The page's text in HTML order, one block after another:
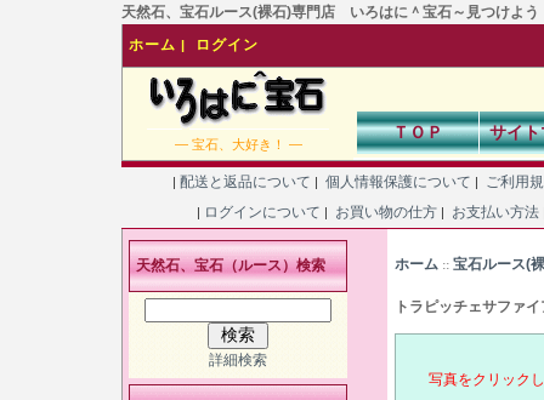
天然石、宝石ルース(裸石)専門店 いろはに＾宝石～見つけよ
ホーム | ログイン
― 宝石、大好き！ ―
ＴＯＰ サイ
| 配送と返品について | 個人情報保護について | ご利用
| ログインについて | お買い物の仕方 | お支払い方法
ホーム :: 宝石ルース(
トラピッチェサファイ
写真をクリック
天然石、宝石（ルース）検索
詳細検索